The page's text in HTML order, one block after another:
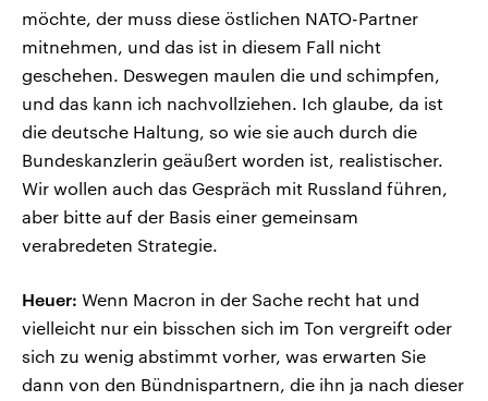
möchte, der muss diese östlichen NATO-Partner
mitnehmen, und das ist in diesem Fall nicht
geschehen. Deswegen maulen die und schimpfen,
und das kann ich nachvollziehen. Ich glaube, da ist
die deutsche Haltung, so wie sie auch durch die
Bundeskanzlerin geäußert worden ist, realistischer.
Wir wollen auch das Gespräch mit Russland führen,
aber bitte auf der Basis einer gemeinsam
verabredeten Strategie.
Heuer: Wenn Macron in der Sache recht hat und
vielleicht nur ein bisschen sich im Ton vergreift oder
sich zu wenig abstimmt vorher, was erwarten Sie
dann von den Bündnispartnern, die ihn ja nach dieser